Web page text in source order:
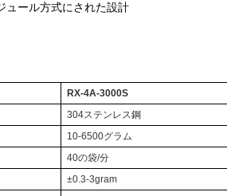
ュール方式にされた設計
RX-4A-3000S
304ステンレス鋼
10-6500グラム
40の袋/分
±0.3-3gram